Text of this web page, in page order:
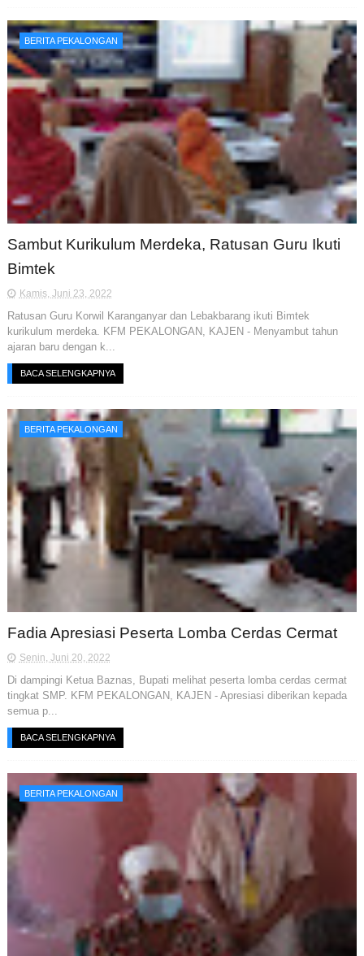
BERITA PEKALONGAN
Sambut Kurikulum Merdeka, Ratusan Guru Ikuti
Bimtek
Kamis, Juni 23, 2022
Ratusan Guru Korwil Karanganyar dan Lebakbarang ikuti Bimtek
kurikulum merdeka. KFM PEKALONGAN, KAJEN - Menyambut tahun
ajaran baru dengan k...
BACA SELENGKAPNYA
BERITA PEKALONGAN
Fadia Apresiasi Peserta Lomba Cerdas Cermat
Senin, Juni 20, 2022
Di dampingi Ketua Baznas, Bupati melihat peserta lomba cerdas cermat
tingkat SMP. KFM PEKALONGAN, KAJEN - Apresiasi diberikan kepada
semua p...
BACA SELENGKAPNYA
BERITA PEKALONGAN